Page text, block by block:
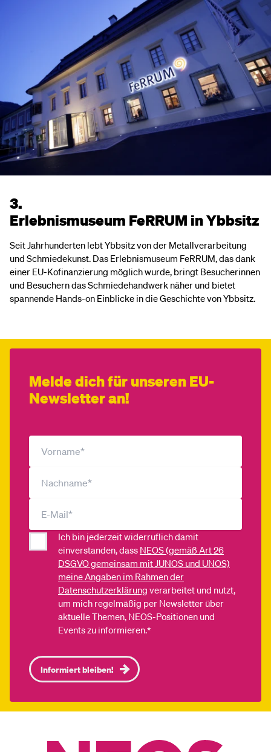
3.
Erlebnismuseum FeRRUM in Ybbsitz
Seit Jahrhunderten lebt Ybbsitz von der Metallverarbeitung
und Schmiedekunst. Das Erlebnismuseum FeRRUM, das dank
einer EU-Kofinanzierung möglich wurde, bringt Besucherinnen
und Besuchern das Schmiedehandwerk näher und bietet
spannende Hands-on Einblicke in die Geschichte von Ybbsitz.
Melde dich für unseren EU-
Newsletter an!
Ich bin jederzeit widerruflich damit
einverstanden, dass NEOS (gemäß Art 26
DSGVO gemeinsam mit JUNOS und UNOS)
meine Angaben im Rahmen der
Datenschutzerklärung verarbeitet und nutzt,
um mich regelmäßig per Newsletter über
aktuelle Themen, NEOS-Positionen und
Events zu informieren.*
Informiert bleiben!